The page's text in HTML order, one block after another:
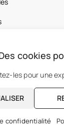
cookies
les pour une
confidentialité